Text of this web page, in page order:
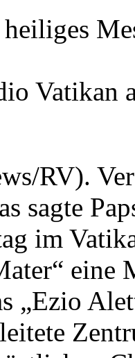
Vatikan
RV).
sagte
im
eine
„Ezio